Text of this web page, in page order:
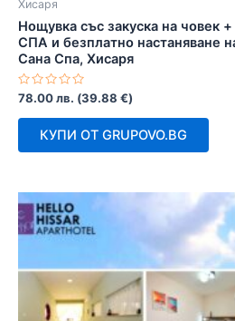
Хисаря
Нощувка със закуска на човек
СПА и безплатно настаняване
Сана Спа, Хисаря
Оценено
с
0
78.00лв. (39.88 €)
КУПИ ОТ GRUPOVO.BG